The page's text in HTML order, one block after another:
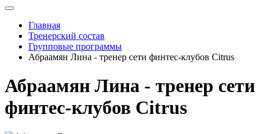
Главная
Тренерский состав
Групповые программы
Абраамян Лина - тренер сети финтес-клубов Citrus
Абраамян Лина - тренер сети
финтес-клубов Citrus